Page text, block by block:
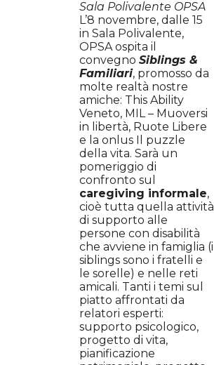
Sala Polivalente OPSA
L’8 novembre, dalle 15
in Sala Polivalente,
OPSA ospita il
convegno Siblings &
Familiari, promosso da
molte realtà nostre
amiche: This Ability
Veneto, MIL – Muoversi
in libertà, Ruote Libere
e la onlus Il puzzle
della vita. Sarà un
pomeriggio di
confronto sul
caregiving informale,
cioè tutta quella attività
di supporto alle
persone con disabilità
che avviene in famiglia (i
siblings sono i fratelli e
le sorelle) e nelle reti
amicali. Tanti i temi sul
piatto affrontati da
relatori esperti:
supporto psicologico,
progetto di vita,
pianificazione